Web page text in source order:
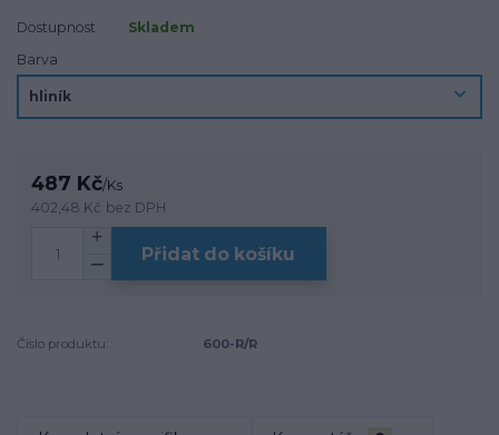
Dostupnost
Skladem
Barva
487 Kč/Ks
402,48 Kč bez DPH
Přidat do košíku
Číslo produktu: 600-R/R